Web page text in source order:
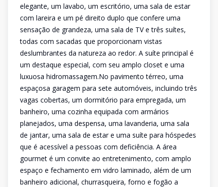
elegante, um lavabo, um escritório, uma sala de estar
com lareira e um pé direito duplo que confere uma
sensação de grandeza, uma sala de TV e três suítes,
todas com sacadas que proporcionam vistas
deslumbrantes da natureza ao redor. A suíte principal é
um destaque especial, com seu amplo closet e uma
luxuosa hidromassagem.No pavimento térreo, uma
espaçosa garagem para sete automóveis, incluindo três
vagas cobertas, um dormitório para empregada, um
banheiro, uma cozinha equipada com armários
planejados, uma despensa, uma lavanderia, uma sala
de jantar, uma sala de estar e uma suíte para hóspedes
que é acessível a pessoas com deficiência. A área
gourmet é um convite ao entretenimento, com amplo
espaço e fechamento em vidro laminado, além de um
banheiro adicional, churrasqueira, forno e fogão a